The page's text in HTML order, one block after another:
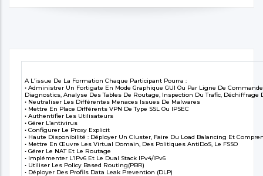
A L’issue De La Formation Chaque Participant Pourra :
• Administrer Un Fortigate En Mode Graphique GUI Ou Par Ligne De
Diagnostics, Analyse Des Tables De Routage, Inspection Du Trafic, Déchiffrage
• Neutraliser Les Différentes Menaces Issues De Malwares
• Mettre En Place Différents VPN De Type SSL Ou IPSEC
• Authentifier Les Utilisateurs
• Gérer L’antivirus
• Configurer Le Proxy Explicit
• Haute Disponibilité : Déployer Un Cluster, Faire Du Load Balancing Et
• Mettre En Œuvre Les Virtual Domain, Des Politiques AntiDoS, Le FSSO
• Gérer Le NAT Et Le Routage
• Implémenter L’IPv6 Et Le Dual Stack IPv4/IPv6
• Utiliser Les Policy Based Routing(PBR)
• Déployer Des Profils Data Leak Prevention (DLP)